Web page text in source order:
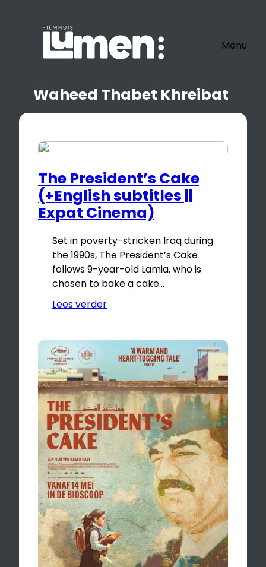
Menu
Waheed Thabet Khreibat
The President’s Cake
(+English subtitles ||
Expat Cinema)
Set in poverty-stricken Iraq during
the 1990s, The President’s Cake
follows 9-year-old Lamia, who is
chosen to bake a cake…
Lees verder